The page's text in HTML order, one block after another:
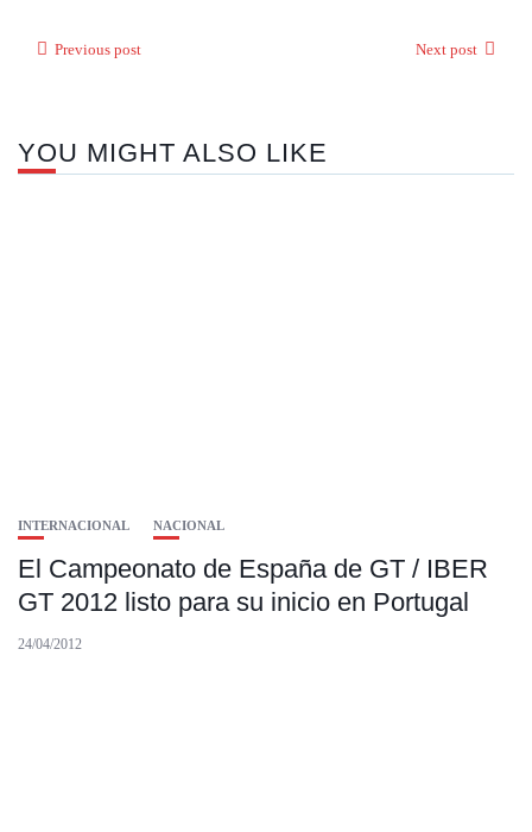
Previous post Next post
YOU MIGHT ALSO LIKE
INTERNACIONAL NACIONAL
El Campeonato de España de GT / IBER
GT 2012 listo para su inicio en Portugal
24/04/2012